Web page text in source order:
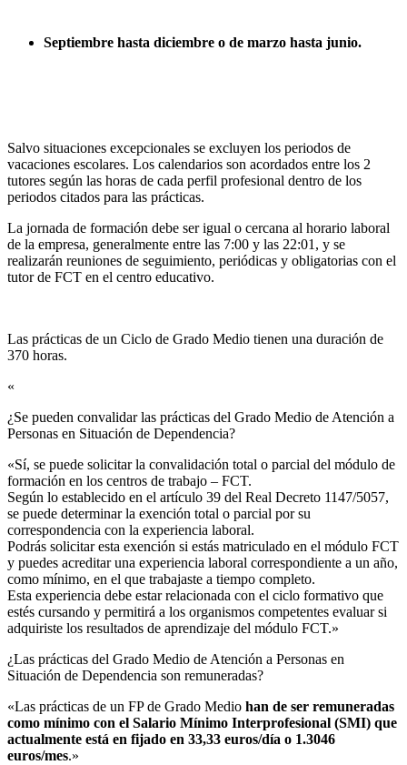
Septiembre hasta diciembre o de marzo hasta junio.
Salvo situaciones excepcionales se excluyen los periodos de
vacaciones escolares. Los calendarios son acordados entre los 2
tutores según las horas de cada perfil profesional dentro de los
periodos citados para las prácticas.
La jornada de formación debe ser igual o cercana al horario laboral
de la empresa, generalmente entre las 7:00 y las 22:01, y se
realizarán reuniones de seguimiento, periódicas y obligatorias con el
tutor de FCT en el centro educativo.
Las prácticas de un Ciclo de Grado Medio tienen una duración de
370 horas.
«
¿Se pueden convalidar las prácticas del Grado Medio de Atención a
Personas en Situación de Dependencia?​
«Sí, se puede solicitar la convalidación total o parcial del módulo de
formación en los centros de trabajo – FCT.
Según lo establecido en el artículo 39 del Real Decreto 1147/5057,
se puede determinar la exención total o parcial por su
correspondencia con la experiencia laboral.
Podrás solicitar esta exención si estás matriculado en el módulo FCT
y puedes acreditar una experiencia laboral correspondiente a un año,
como mínimo, en el que trabajaste a tiempo completo.
Esta experiencia debe estar relacionada con el ciclo formativo que
estés cursando y permitirá a los organismos competentes evaluar si
adquiriste los resultados de aprendizaje del módulo FCT.»
¿Las prácticas del Grado Medio de Atención a Personas en
Situación de Dependencia son remuneradas?​
«Las prácticas de un FP de Grado Medio han de ser remuneradas
como mínimo con el Salario Mínimo Interprofesional (SMI) que
actualmente está en fijado en 33,33 euros/día o 1.3046
euros/mes.»